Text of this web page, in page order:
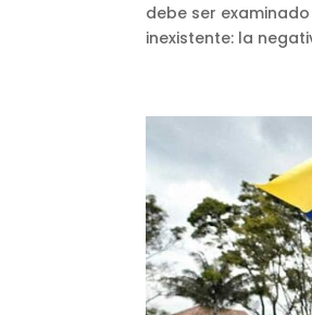
debe ser
inexistente: la